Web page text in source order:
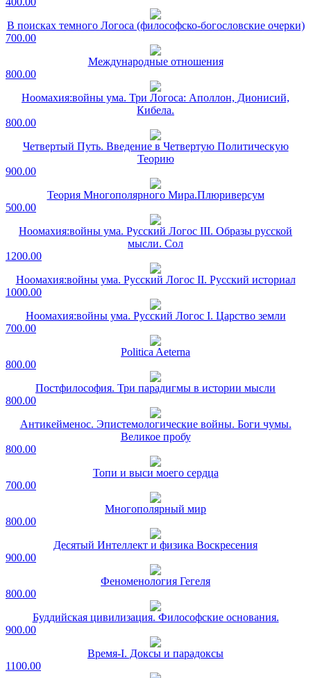
В поисках темного Логоса (философско-богословские очерки)
700.00
Международные отношения
800.00
Ноомахия:войны ума. Три Логоса: Аполлон, Дионисий,
Кибела.
800.00
Четвертый Путь. Введение в Четвертую Политическую
Теорию
900.00
Теория Многополярного Мира.Плюриверсум
500.00
Ноомахия:войны ума. Русский Логос III. Образы русской
мысли. Сол
1200.00
Ноомахия:войны ума. Русский Логос II. Русский историал
1000.00
Ноомахия:войны ума. Русский Логос I. Царство земли
700.00
Politica Aeterna
800.00
Постфилософия. Три парадигмы в истории мысли
800.00
Антикейменос. Эпистемологические войны. Боги чумы.
Великое пробу
800.00
Топи и выси моего сердца
700.00
Многополярный мир
800.00
Десятый Интеллект и физика Воскресения
900.00
Феноменология Гегеля
800.00
Буддийская цивилизация. Философские основания.
900.00
Время-I. Доксы и парадоксы
1100.00